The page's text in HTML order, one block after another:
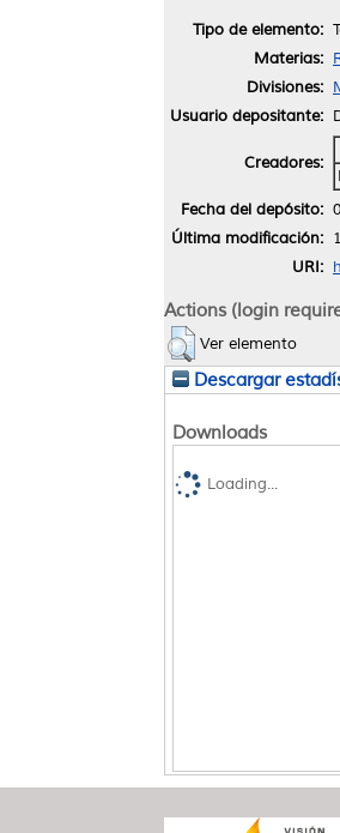
Tipo de elemento:
Materias:
Divisiones:
Usuario depositante:
Creadores:
Fecha del depósito:
Última modificación:
URI:
Actions (login
Ver elemento
Descargar
Downloads
Loading...